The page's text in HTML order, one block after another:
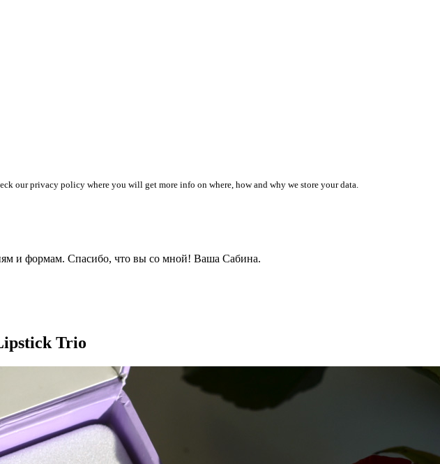
our privacy policy where you will get more info on where, how and why we store your data.
и формам. Спасибо, что вы со мной! Ваша Сабина.
Trio